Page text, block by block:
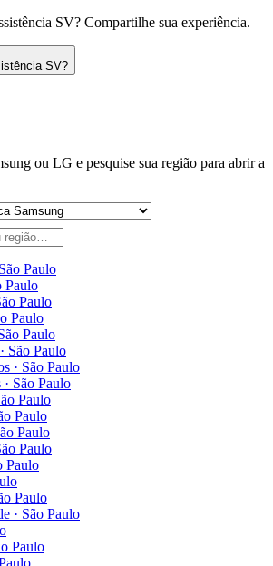
SV? Compartilhe sua experiência.
SV?
ou LG e pesquise sua região para abrir a
São Paulo
Paulo
Paulo
Paulo
Paulo
· São Paulo
· São Paulo
· São Paulo
Paulo
Paulo
Paulo
Paulo
Paulo
Paulo
· São Paulo
Paulo